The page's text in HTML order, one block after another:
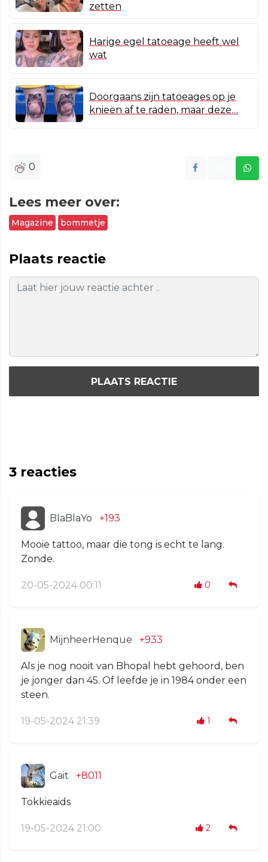
zetten
Harige egel tatoeage heeft wel
wat
Doorgaans zijn tatoeages op je
knieën af te raden, maar deze…
0
Lees meer over:
Magazine bommetje
Plaats reactie
PLAATS REACTIE
3 reacties
BlaBlaYo +193
Mooie tattoo, maar die tong is echt te lang.
Zonde.
20-05-2024 00:11 0
MijnheerHenque +933
Als je nog nooit van Bhopal hebt gehoord, ben
je jonger dan 45. Of leefde je in 1984 onder een
steen.
19-05-2024 21:39 1
Gait +8011
Tokkieaids
19-05-2024 21:00 2